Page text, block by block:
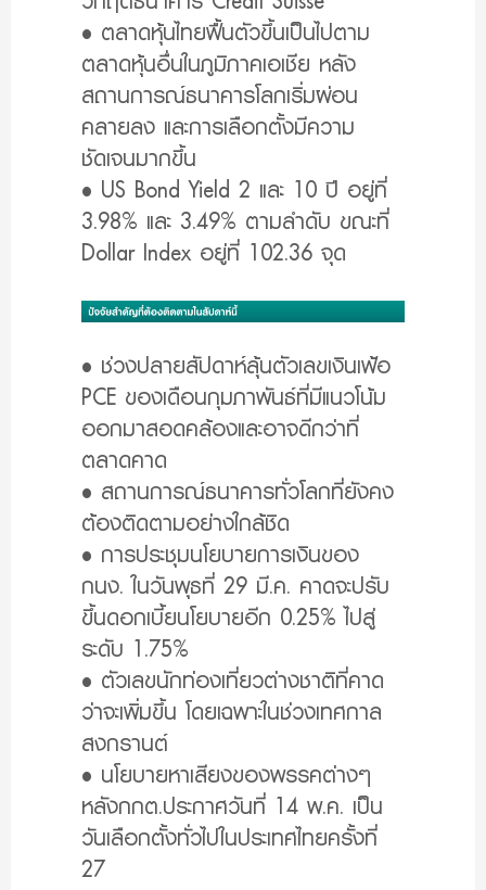
• ตลาดหุ้นไทยฟื้นตัวขึ้นเป็นไปตาม
ตลาดหุ้นอื่นในภูมิภาคเอเชีย หลัง
สถานการณ์ธนาคารโลกเริ่มผ่อน
คลายลง และการเลือกตั้งมีความ
ชัดเจนมากขึ้น
• US Bond Yield 2 และ 10 ปี อยู่ที่
3.98% และ 3.49% ตามลำดับ ขณะที่
Dollar Index อยู่ที่ 102.36 จุด
• ช่วงปลายสัปดาห์ลุ้นตัวเลขเงินเฟ้อ
PCE ของเดือนกุมภาพันธ์ที่มีแนวโน้ม
ออกมาสอดคล้องและอาจดีกว่าที่
ตลาดคาด
• สถานการณ์ธนาคารทั่วโลกที่ยังคง
ต้องติดตามอย่างใกล้ชิด
• การประชุมนโยบายการเงินของ
กนง. ในวันพุธที่ 29 มี.ค. คาดจะปรับ
ขึ้นดอกเบี้ยนโยบายอีก 0.25% ไปสู่
ระดับ 1.75%
• ตัวเลขนักท่องเที่ยวต่างชาติที่คาด
ว่าจะเพิ่มขึ้น โดยเฉพาะในช่วงเทศกาล
สงกรานต์
• นโยบายหาเสียงของพรรคต่างๆ
หลังกกต.ประกาศวันที่ 14 พ.ค. เป็น
วันเลือกตั้งทั่วไปในประเทศไทยครั้งที่
27